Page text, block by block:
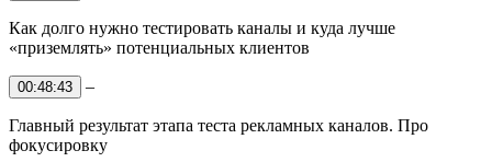
Как долго нужно тестировать каналы и куда лучше
«приземлять» потенциальных клиентов
00:48:43 –
Главный результат этапа теста рекламных каналов. Про
фокусировку